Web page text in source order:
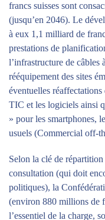
francs suisses sont
(jusqu’en 2046). Le
à eux 1,1 milliard de
prestations de
l’infrastructure de câbles
rééquipement des sites
éventuelles
TIC et les logiciels ainsi
» pour les smartphones,
usuels (Commercial off-
Selon la clé de
consultation (qui doit
politiques), la
(environ 880 millions de
l’essentiel de la charge,